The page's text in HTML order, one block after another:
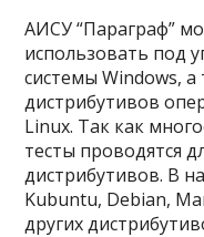
АИСУ “Параграф”
использовать под
системы Windows,
дистрибутивов
Linux. Так как
тесты проводятся
дистрибутивов. В
Kubuntu, Debian,
других